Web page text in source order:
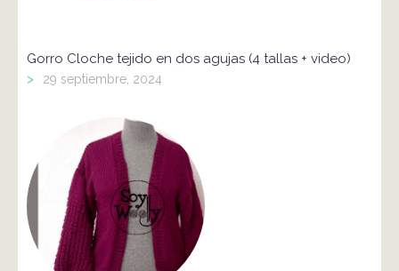
Gorro Cloche tejido en dos agujas (4 tallas + video)
> 29 septiembre, 2024